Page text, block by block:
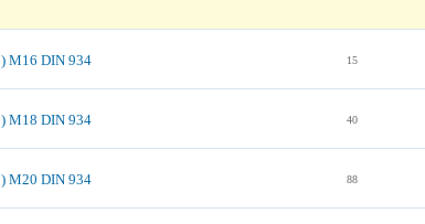
М16 DIN 934 15
М18 DIN 934 40
М20 DIN 934 88